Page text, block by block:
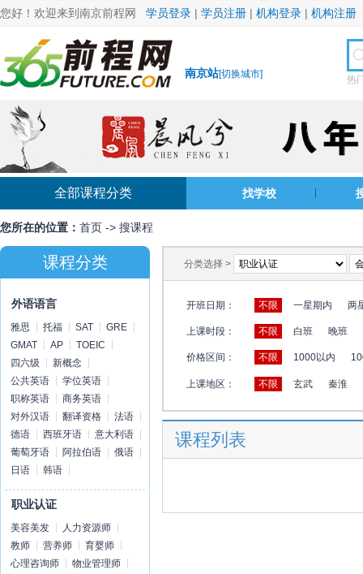
您好！欢迎来到南京前程网 学员登录 | 学员注册 | 机构登录 | 机构注册
南京站[切换城市] 热
全部课程分类 找学校
您所在的位置： 首页 -> 搜课程
课程分类
外语语言
雅思 托福 SAT
GRE
GMAT
AP
TOEIC
四六级
新概念
公共英语
学位英语
职称英语
商务英语
对外汉语
翻译资格
法语
德语
西班牙语
意大利语
葡萄牙语
阿拉伯语
俄语
日语
韩语
职业认证
美容美发
人力资源师
教师
营养师
育婴师
心理咨询师
物业管理师
分类选择 >
开班日期： 不限 一星期内 两
上课时段： 不限 白班 晚班
价格区间： 不限 1000以内
上课地区： 不限 玄武 秦淮
课程列表